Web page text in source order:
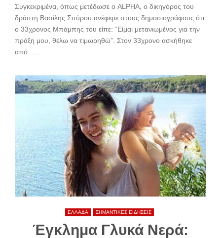
Συγκεκριμένα, όπως μετέδωσε ο ALPHA, ο δικηγόρος του
δράστη Βασίλης Σπύρου ανέφερε στους δημοσιογράφους ότι
ο 33χρονος Μπάμπης του είπε: “Είμαι μετανιωμένος για την
πράξη μου, θέλω να τιμωρηθώ”. Στον 33χρονο ασκήθηκε
από......
ΕΛΛΑΔΑ ΣΗΜΑΝΤΙΚΕΣ ΕΙΔΗΣΕΙΣ
Έγκλημα Γλυκά Νερά: